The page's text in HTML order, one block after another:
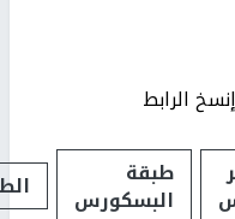
إنسخ الرابط
طبقة
البسكورس